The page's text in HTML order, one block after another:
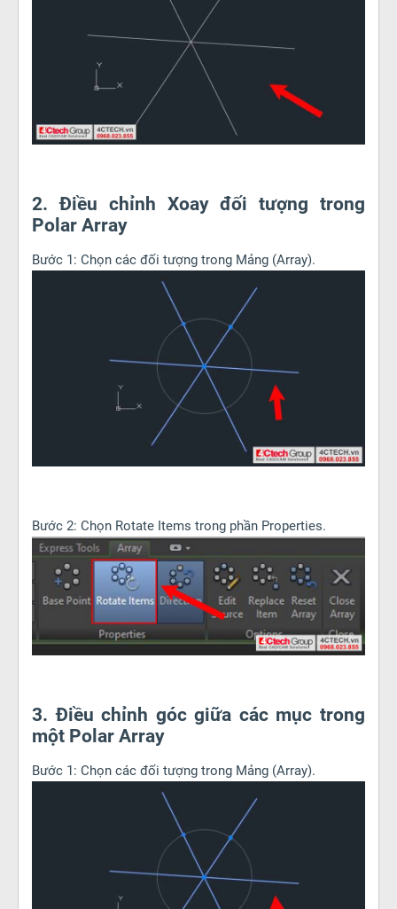
2. Điều chỉnh Xoay đối tượng trong
Polar Array
Bước 1: Chọn các đối tượng trong Mảng (Array).
Bước 2: Chọn Rotate Items trong phần Properties.
3. Điều chỉnh góc giữa các mục trong
một Polar Array
Bước 1: Chọn các đối tượng trong Mảng (Array).